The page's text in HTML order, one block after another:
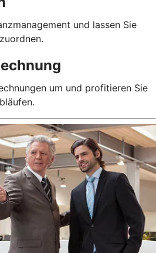
und lassen Sie
um und profitieren Sie